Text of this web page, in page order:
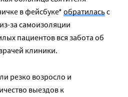
в фейсбуке* обратиласьс
за самоизоляции
пациентов вся забота об
клиники.
резко возросло и
выездов к